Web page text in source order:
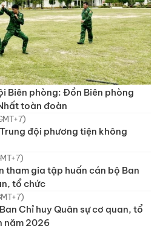
Biên phòng: Đồn Biên phòng
toàn đoàn
đội phương tiện không
tham gia tập huấn cán bộ Ban
tổ chức
Chỉ huy Quân sự cơ quan, tổ
năm 2026